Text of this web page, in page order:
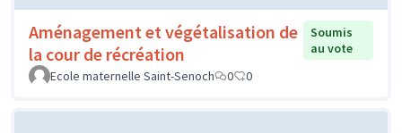
Aménagement et végétalisation de
la cour de récréation
Soumis
au vote
Ecole maternelle Saint-Senoch
0 0